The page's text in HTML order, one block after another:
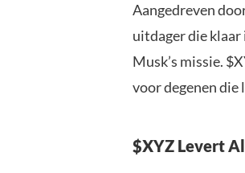
Aangedreven
uitdager die klaar
Musk’s missie.
voor degenen die
$XYZ Levert